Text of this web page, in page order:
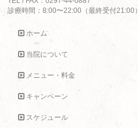
診療時間：8:00〜22:00（最終受付21:00）
ホーム
当院について
メニュー・料金
キャンペーン
スケジュール